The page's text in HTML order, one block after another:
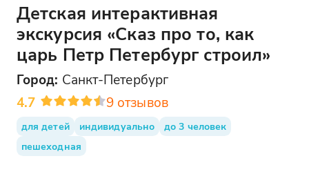
Детская интерактивная
экскурсия «Сказ про то, как
царь Петр Петербург строил»
Город: Санкт-Петербург
4.7
9 отзывов
для детей индивидуально
до 3 человек
пешеходная